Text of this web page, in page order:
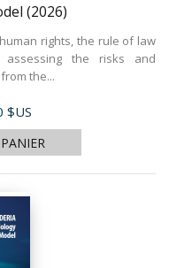
(2026)
rights, the rule of law
assessing the risks and
the...
$US